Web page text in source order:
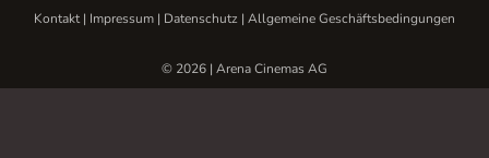
Kontakt| Impressum | Datenschutz | Allgemeine Geschäftsbedingungen
© 2026 | Arena Cinemas AG